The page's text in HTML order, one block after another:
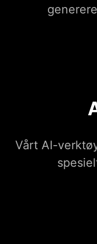
Vårt AI-